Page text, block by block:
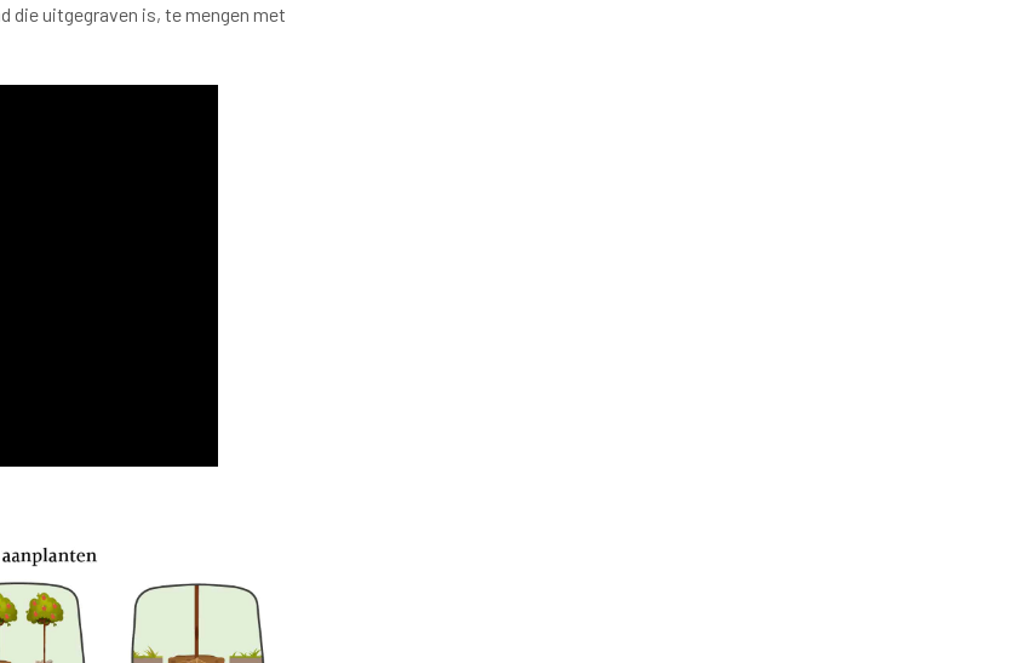
die uitgegraven is, te mengen met